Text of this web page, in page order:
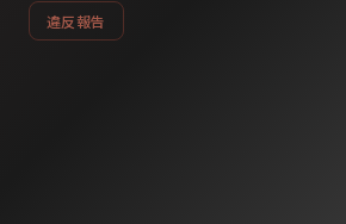
違反報告